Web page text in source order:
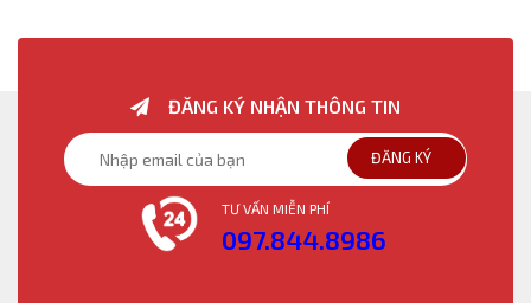
ĐĂNG KÝ NHẬN THÔNG TIN
ĐĂNG KÝ
TƯ VẤN MIỄN PHÍ
097.844.8986